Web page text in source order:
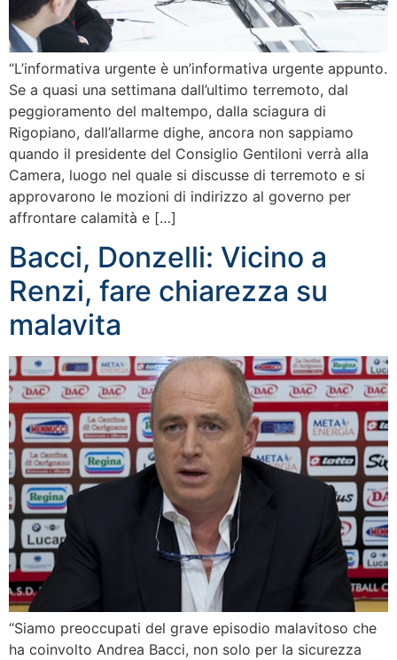
“L’informativa urgente è un’informativa urgente appunto.
Se a quasi una settimana dall’ultimo terremoto, dal
peggioramento del maltempo, dalla sciagura di
Rigopiano, dall’allarme dighe, ancora non sappiamo
quando il presidente del Consiglio Gentiloni verrà alla
Camera, luogo nel quale si discusse di terremoto e si
approvarono le mozioni di indirizzo al governo per
affrontare calamità e […]
Bacci, Donzelli: Vicino a
Renzi, fare chiarezza su
malavita
“Siamo preoccupati del grave episodio malavitoso che
ha coinvolto Andrea Bacci, non solo per la sicurezza